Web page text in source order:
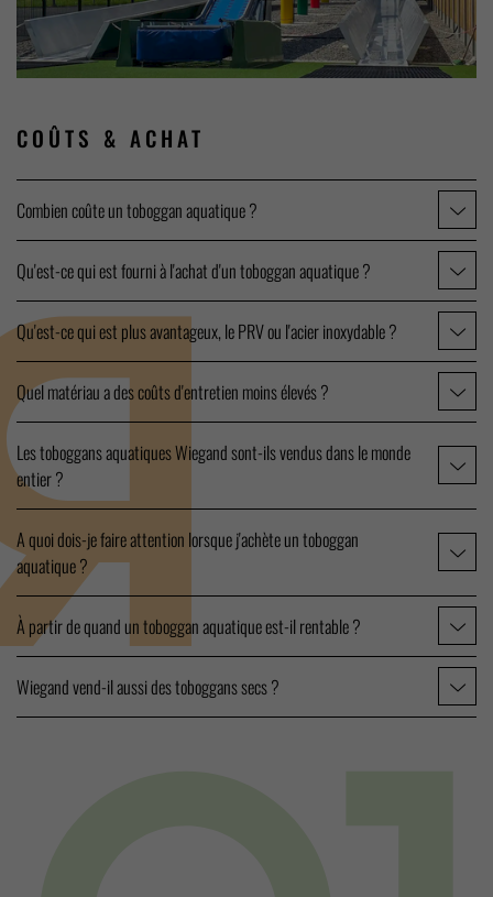
COÛTS & ACHAT
Combien coûte un toboggan aquatique ?
Qu'est-ce qui est fourni à l'achat d'un toboggan aquatique ?
Qu'est-ce qui est plus avantageux, le PRV ou l'acier inoxydable ?
Quel matériau a des coûts d'entretien moins élevés ?
Les toboggans aquatiques Wiegand sont-ils vendus dans le monde
entier ?
A quoi dois-je faire attention lorsque j'achète un toboggan
aquatique ?
À partir de quand un toboggan aquatique est-il rentable ?
Wiegand vend-il aussi des toboggans secs ?